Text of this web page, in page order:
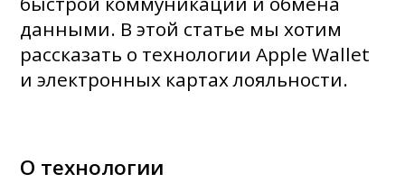
данными. В этой статье мы хотим
рассказать о технологии Apple Wallet
и электронных картах лояльности.
О технологии